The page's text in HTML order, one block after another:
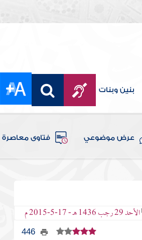
بنين وبنات
عرض موضوعي فتاوى معاصرة
الأحد 29 رجب 1436 هـ - 17-5-2015 م
446